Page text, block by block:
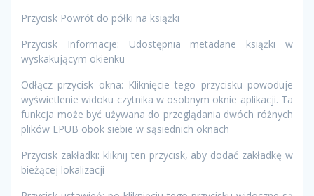
Przycisk Powrót do półki na książki
Przycisk Informacje: Udostępnia metadane książki w
wyskakującym okienku
Odłącz przycisk okna: Kliknięcie tego przycisku powoduje
wyświetlenie widoku czytnika w osobnym oknie aplikacji. Ta
funkcja może być używana do przeglądania dwóch różnych
plików EPUB obok siebie w sąsiednich oknach
Przycisk zakładki: kliknij ten przycisk, aby dodać zakładkę w
bieżącej lokalizacji